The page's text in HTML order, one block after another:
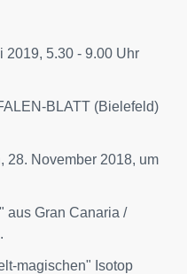
2019, 5.30 - 9.00 Uhr
BLATT (Bielefeld)
28. November 2018, um
aus Gran Canaria /
magischen" Isotop